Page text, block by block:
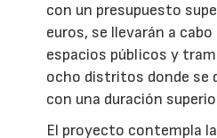
con un presupuesto
euros, se llevarán a
espacios públicos y
ocho distritos donde se
con una duración
El proyecto contempla